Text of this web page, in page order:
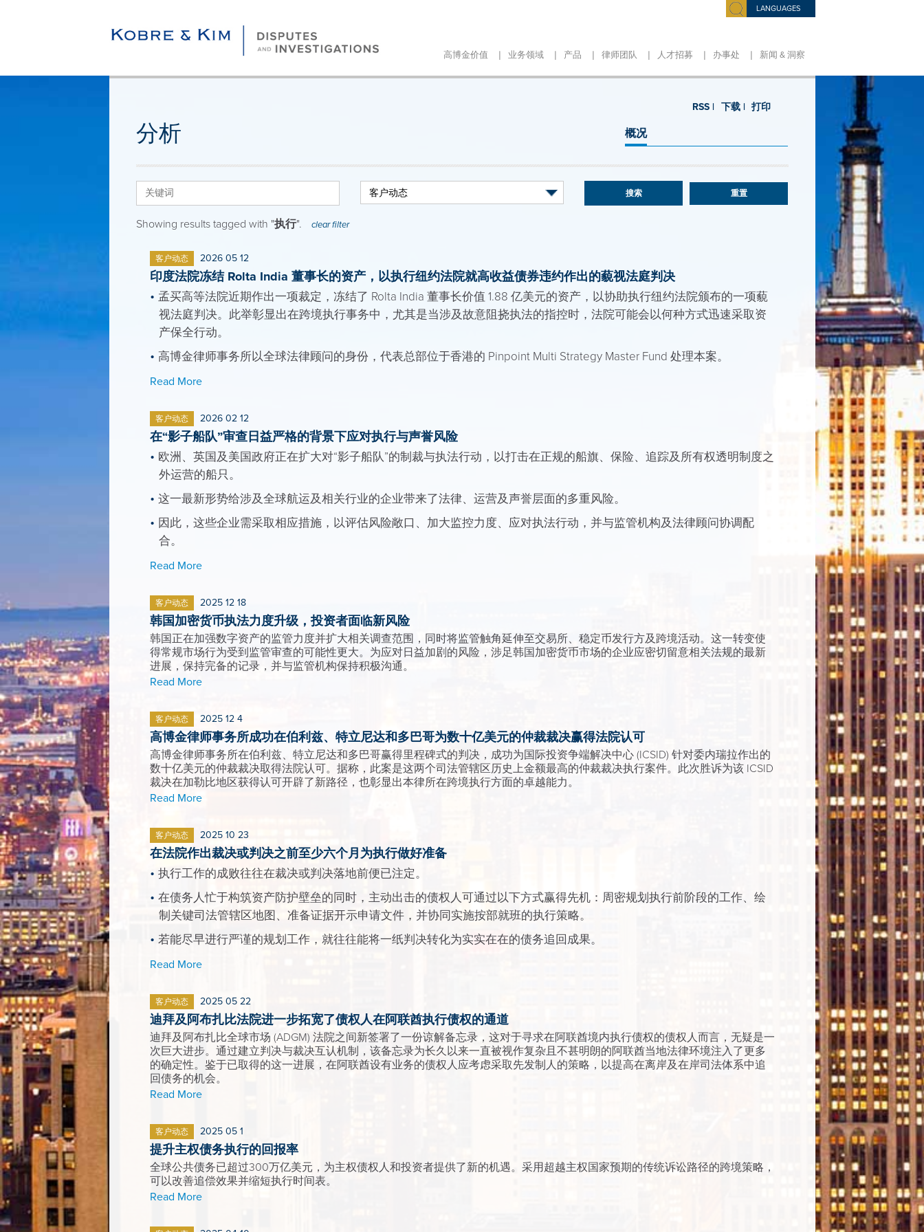
LANGUAGES
高博金价值 | 业务领域 | 产品 | 律师团队 | 人才招募 | 办事处 | 新闻 & 洞察
打印
下载 |
RSS |
分析 概况
重置
Showing results tagged with "执行". clear filter
客户动态 2026 05 12
印度法院冻结 Rolta India 董事长的资产，以执行纽约法院就高收益债券违约作出的藐视法庭判决
孟买高等法院近期作出一项裁定，冻结了 Rolta India 董事长价值 1.88 亿美元的资产，以协助执行纽约法院颁布的一项藐
视法庭判决。此举彰显出在跨境执行事务中，尤其是当涉及故意阻挠执法的指控时，法院可能会以何种方式迅速采取资
产保全行动。
高博金律师事务所以全球法律顾问的身份，代表总部位于香港的 Pinpoint Multi Strategy Master Fund 处理本案。
Read More
客户动态 2026 02 12
在“影子船队”审查日益严格的背景下应对执行与声誉风险
欧洲、英国及美国政府正在扩大对“影子船队”的制裁与执法行动，以打击在正规的船旗、保险、追踪及所有权透明制度之
外运营的船只。
这一最新形势给涉及全球航运及相关行业的企业带来了法律、运营及声誉层面的多重风险。
因此，这些企业需采取相应措施，以评估风险敞口、加大监控力度、应对执法行动，并与监管机构及法律顾问协调配
合。
Read More
客户动态 2025 12 18
韩国加密货币执法力度升级，投资者面临新风险
韩国正在加强数字资产的监管力度并扩大相关调查范围，同时将监管触角延伸至交易所、稳定币发行方及跨境活动。这一转变使
得常规市场行为受到监管审查的可能性更大。为应对日益加剧的风险，涉足韩国加密货币市场的企业应密切留意相关法规的最新
进展，保持完备的记录，并与监管机构保持积极沟通。
Read More
客户动态 2025 12 4
高博金律师事务所成功在伯利兹、特立尼达和多巴哥为数十亿美元的仲裁裁决赢得法院认可
高博金律师事务所在伯利兹、特立尼达和多巴哥赢得里程碑式的判决，成功为国际投资争端解决中心 (ICSID) 针对委内瑞拉作出的
数十亿美元的仲裁裁决取得法院认可。据称，此案是这两个司法管辖区历史上金额最高的仲裁裁决执行案件。此次胜诉为该 ICSID
裁决在加勒比地区获得认可开辟了新路径，也彰显出本律所在跨境执行方面的卓越能力。
Read More
客户动态 2025 10 23
在法院作出裁决或判决之前至少六个月为执行做好准备
执行工作的成败往往在裁决或判决落地前便已注定。
在债务人忙于构筑资产防护壁垒的同时，主动出击的债权人可通过以下方式赢得先机：周密规划执行前阶段的工作、绘
制关键司法管辖区地图、准备证据开示申请文件，并协同实施按部就班的执行策略。
若能尽早进行严谨的规划工作，就往往能将一纸判决转化为实实在在的债务追回成果。
Read More
客户动态 2025 05 22
迪拜及阿布扎比法院进一步拓宽了债权人在阿联酋执行债权的通道
迪拜及阿布扎比全球市场 (ADGM) 法院之间新签署了一份谅解备忘录，这对于寻求在阿联酋境内执行债权的债权人而言，无疑是一
次巨大进步。通过建立判决与裁决互认机制，该备忘录为长久以来一直被视作复杂且不甚明朗的阿联酋当地法律环境注入了更多
的确定性。鉴于已取得的这一进展，在阿联酋设有业务的债权人应考虑采取先发制人的策略，以提高在离岸及在岸司法体系中追
回债务的机会。
Read More
客户动态 2025 05 1
提升主权债务执行的回报率
全球公共债务已超过300万亿美元，为主权债权人和投资者提供了新的机遇。采用超越主权国家预期的传统诉讼路径的跨境策略，
可以改善追偿效果并缩短执行时间表。
Read More